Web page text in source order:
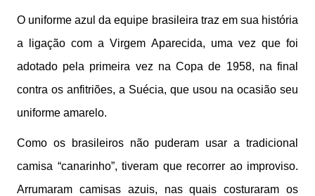
O uniforme azul da equipe brasileira traz em sua história
a ligação com a Virgem Aparecida, uma vez que foi
adotado pela primeira vez na Copa de 1958, na final
contra os anfitriões, a Suécia, que usou na ocasião seu
uniforme amarelo.
Como os brasileiros não puderam usar a tradicional
camisa “canarinho”, tiveram que recorrer ao improviso.
Arrumaram camisas azuis, nas quais costuraram os